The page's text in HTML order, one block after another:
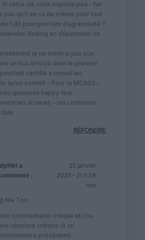
Si votre vie vous importe peu – Ne
pas qu’il en va de même pour tout
!! (Et pourquoi tant d’agressivité ?
Boeing en dépendent-ils
je ne montrai pas non
un truc bricolé dont le premier
pourtant certifié à donné les
qu’on connait – Pour le MCAS2 –
quelques happy few
les arcanes – ma confiance
RÉPONDRE
a
:
23 janvier
2023 - 21 h 58
min
Me Too
commentaire critique et / ou
réponse critique (à un
précédent)